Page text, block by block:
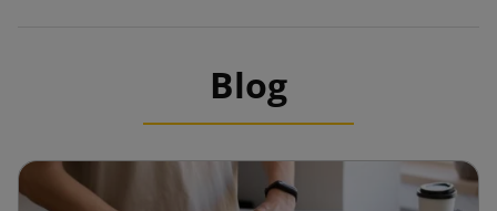
Blog